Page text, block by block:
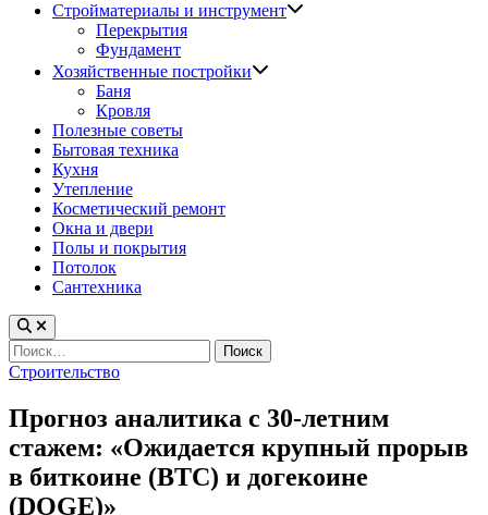
Стройматериалы и инструмент
Перекрытия
Фундамент
Хозяйственные постройки
Баня
Кровля
Полезные советы
Бытовая техника
Кухня
Утепление
Косметический ремонт
Окна и двери
Полы и покрытия
Потолок
Сантехника
Найти:
Опубликовано
Строительство
Прогноз аналитика с 30-летним
стажем: «Ожидается крупный прорыв
в биткоине (BTC) и догекоине
(DOGE)»